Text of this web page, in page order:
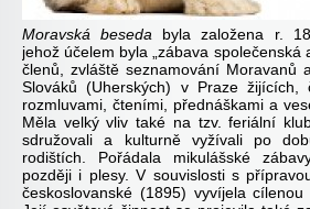
Moravská beseda byla založena r.
jehož účelem byla „zábava společenská
členů, zvláště seznamování Moravanů
Slováků (Uherských) v Praze
rozmluvami, čteními, přednáškami a
Měla velký vliv také na tzv. feriální
sdružovali a kulturně vyžívali po
rodištích. Pořádala mikulášské
později i plesy. V souvislosti s
českoslovanské (1895) vyvíjela cílenou